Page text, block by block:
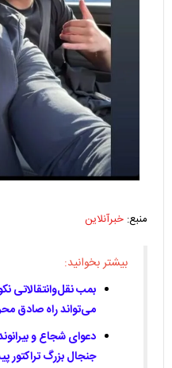
منبع: خبرآنلاین
بیشتر بخوانید:
بمب نقل‌وانتقالاتی
می‌تواند راه صادق
دعوای شجاع و
جنجال بزرگ تراکتور